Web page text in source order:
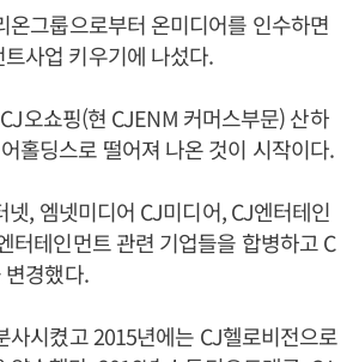
온그룹으로부터 온미디어를 인수하면
사업 키우기에 나섰다.
오쇼핑(현 CJENM 커머스부문) 산하
홀딩스로 떨어져 나온 것이 시작이다.
, 엠넷미디어 CJ미디어, CJ엔터테인
터테인먼트 관련 기업들을 합병하고C
경했다.
사시켰고 2015년에는 CJ헬로비전으로